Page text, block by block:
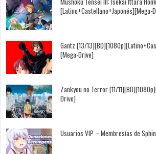
[Latino+Castellano+Japonés][Mega-
Gantz [13/
[Mega-Drive]
Zankyou no Terror [11/
Drive]
Usuarios VIP – Membresías de